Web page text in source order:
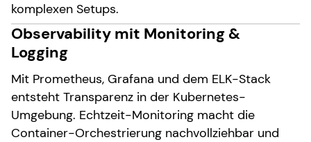
komplexen Setups.
Observability mit Monitoring &
Logging
Mit Prometheus, Grafana und dem ELK-Stack
entsteht Transparenz in der Kubernetes-
Umgebung. Echtzeit-Monitoring macht die
Container-Orchestrierung nachvollziehbar und